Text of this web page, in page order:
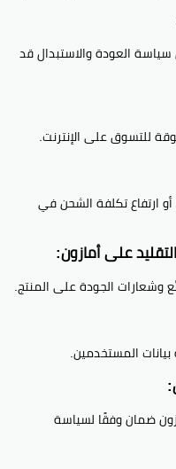
سياسة العودة والاستبدال قد
للتسوق على الإنترنت.
ارتفاع تكلفة الشحن في
على أمازون:
وشعارات الجودة على المنتج.
بيانات المستخدمين.
ضمان وفقًا لسياسة